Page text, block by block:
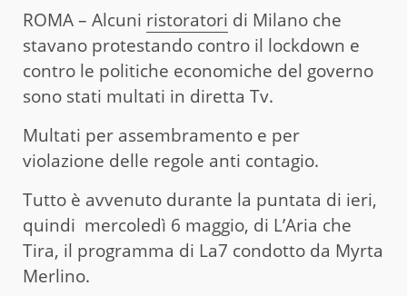
ROMA – Alcuni ristoratori di Milano che
stavano protestando contro il lockdown e
contro le politiche economiche del governo
sono stati multati in diretta Tv.
Multati per assembramento e per
violazione delle regole anti contagio.
Tutto è avvenuto durante la puntata di ieri,
quindi mercoledì 6 maggio, di L’Aria che
Tira, il programma di La7 condotto da Myrta
Merlino.